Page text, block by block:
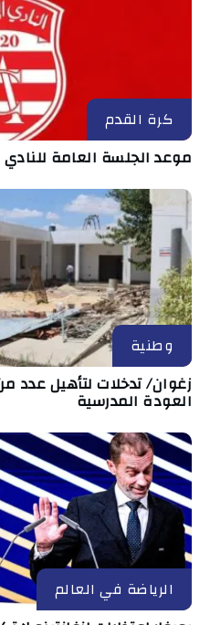
كرة القدم
موعد الجلسة العامة للنادي
وطنية
زغوان/ تدخلات لتأهيل عدد
العودة المدرسية
الرياضة في العالم